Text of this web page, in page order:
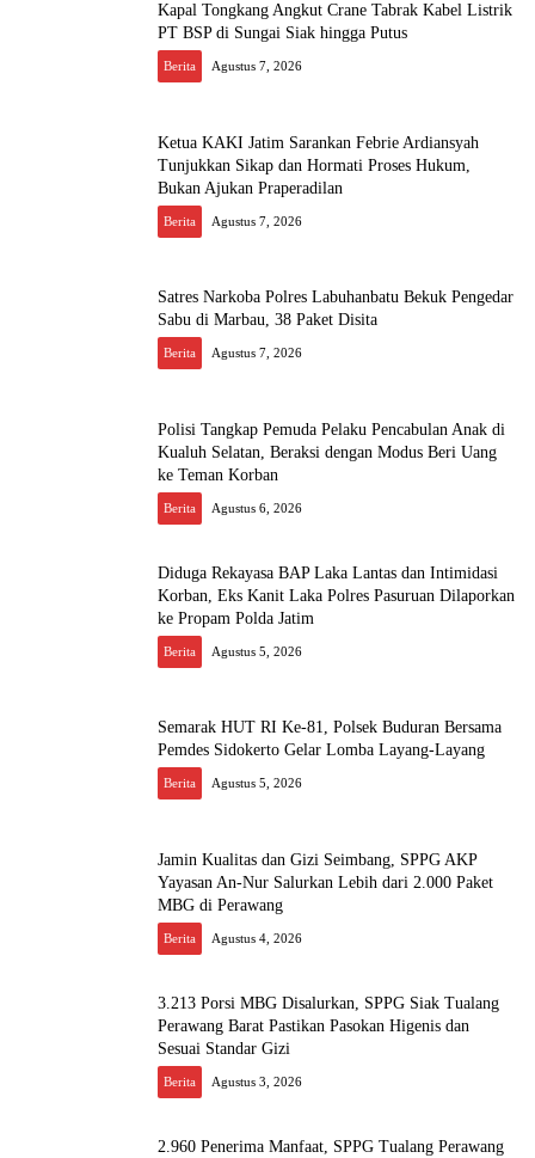
Kapal Tongkang Angkut Crane Tabrak Kabel Listrik
PT BSP di Sungai Siak hingga Putus
Berita Agustus 7, 2026
Ketua KAKI Jatim Sarankan Febrie Ardiansyah
Tunjukkan Sikap dan Hormati Proses Hukum,
Bukan Ajukan Praperadilan
Berita Agustus 7, 2026
Satres Narkoba Polres Labuhanbatu Bekuk Pengedar
Sabu di Marbau, 38 Paket Disita
Berita Agustus 7, 2026
Polisi Tangkap Pemuda Pelaku Pencabulan Anak di
Kualuh Selatan, Beraksi dengan Modus Beri Uang
ke Teman Korban
Berita Agustus 6, 2026
Diduga Rekayasa BAP Laka Lantas dan Intimidasi
Korban, Eks Kanit Laka Polres Pasuruan Dilaporkan
ke Propam Polda Jatim
Berita Agustus 5, 2026
Semarak HUT RI Ke-81, Polsek Buduran Bersama
Pemdes Sidokerto Gelar Lomba Layang-Layang
Berita Agustus 5, 2026
Jamin Kualitas dan Gizi Seimbang, SPPG AKP
Yayasan An-Nur Salurkan Lebih dari 2.000 Paket
MBG di Perawang
Berita Agustus 4, 2026
3.213 Porsi MBG Disalurkan, SPPG Siak Tualang
Perawang Barat Pastikan Pasokan Higenis dan
Sesuai Standar Gizi
Berita Agustus 3, 2026
2.960 Penerima Manfaat, SPPG Tualang Perawang